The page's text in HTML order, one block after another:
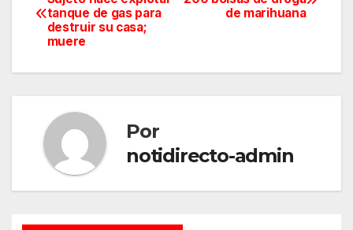
de
de marihuana
tanque de gas para
destruir su casa;
muere
Por
notidirecto-admin